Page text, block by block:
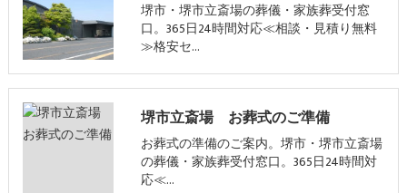
堺市・堺市立斎場の葬儀・家族葬受付窓
口。365日24時間対応≪相談・見積り無料
≫格安セ…
堺市立斎場 お葬式のご準備
お葬式の準備のご案内。堺市・堺市立斎場
の葬儀・家族葬受付窓口。365日24時間対
応≪…